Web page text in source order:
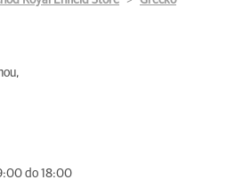
do 18:00